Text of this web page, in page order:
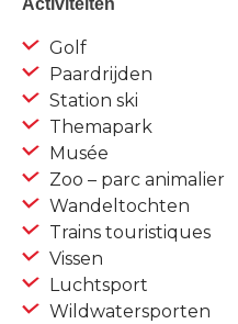
Activiteiten
Golf
Paardrijden
Station ski
Themapark
Musée
Zoo – parc animalier
Wandeltochten
Trains touristiques
Vissen
Luchtsport
Wildwatersporten